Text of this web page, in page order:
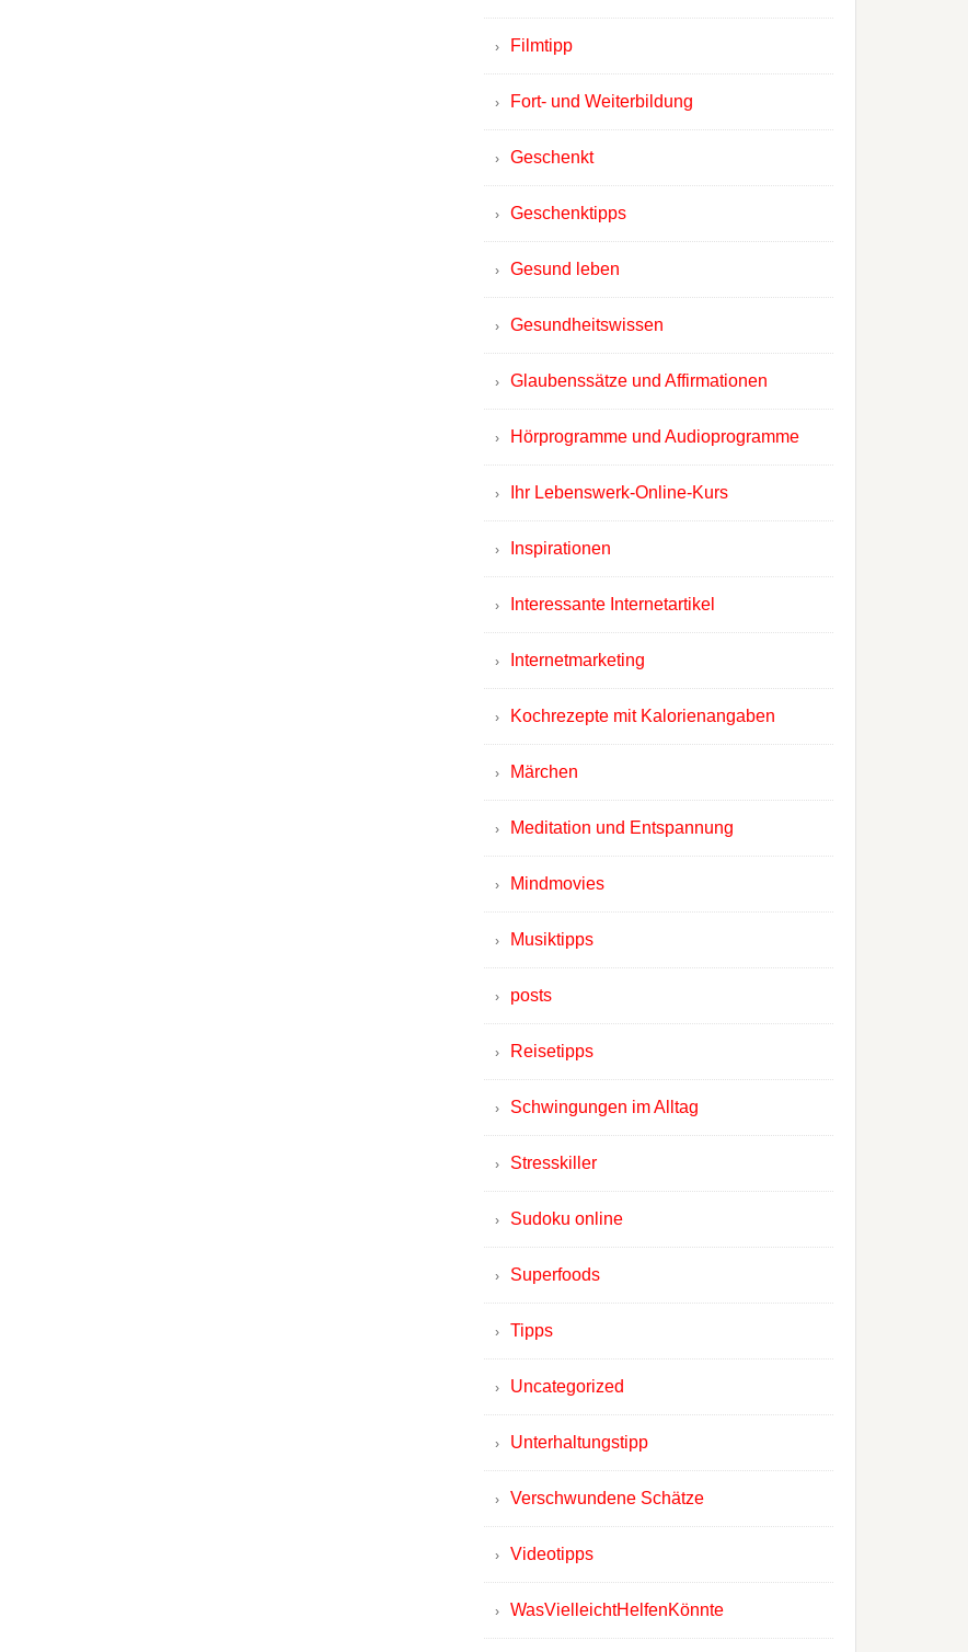
Filmtipp
Fort- und Weiterbildung
Geschenkt
Geschenktipps
Gesund leben
Gesundheitswissen
Glaubenssätze und Affirmationen
Hörprogramme und Audioprogramme
Ihr Lebenswerk-Online-Kurs
Inspirationen
Interessante Internetartikel
Internetmarketing
Kochrezepte mit Kalorienangaben
Märchen
Meditation und Entspannung
Mindmovies
Musiktipps
posts
Reisetipps
Schwingungen im Alltag
Stresskiller
Sudoku online
Superfoods
Tipps
Uncategorized
Unterhaltungstipp
Verschwundene Schätze
Videotipps
WasVielleichtHelfenKönnte